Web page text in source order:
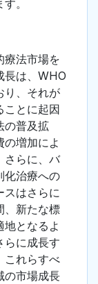
。
療法市場を
長は、WHO
り、それが
ことに起因
の普及拡
増加によ
さらに、バ
化治療への
スはさらに
、新たな標
となるよ
らに成長す
これらすべ
の市場成長